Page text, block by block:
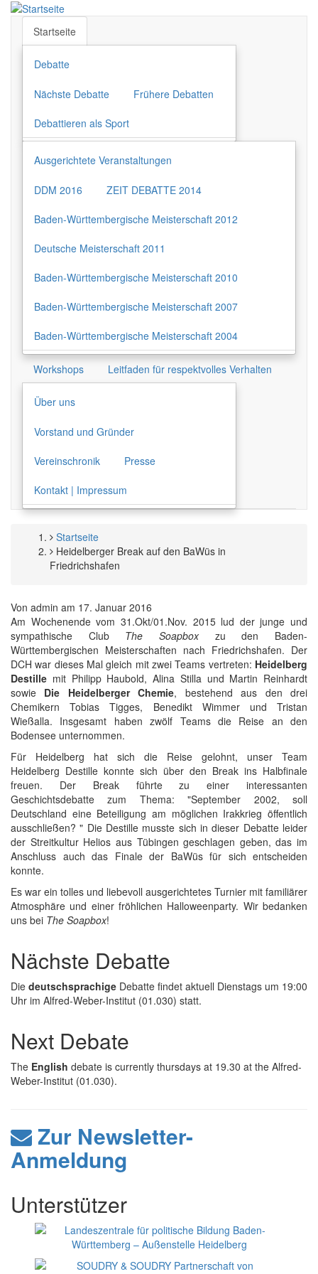
Direkt
Startseite
Debatte
Nächste Debatte Frühere Debatten
Debattieren als Sport
Ausgerichtete Veranstaltungen
DDM 2016 ZEIT DEBATTE 2014
Baden-Württembergische Meisterschaft 2012
Deutsche Meisterschaft 2011
Baden-Württembergische Meisterschaft 2010
Baden-Württembergische Meisterschaft 2007
Baden-Württembergische Meisterschaft 2004
Workshops Leitfaden für respektvolles Verhalten
Über uns
Vorstand und Gründer
Vereinschronik Presse
Kontakt | Impressum
Pfadnavigation
Startseite
Heidelberger Break auf den BaWüs in
Friedrichshafen
Von admin am 17. Januar 2016
Am Wochenende vom 31.Okt/01.Nov. 2015 lud der junge und
sympathische Club The Soapboxzu den Baden-
Württembergischen Meisterschaften nach Friedrichshafen. Der
DCH war dieses Mal gleich mit zwei Teams vertreten: Heidelberg
Destille mit Philipp Haubold, Alina Stilla und Martin Reinhardt
sowie Die Heidelberger Chemie, bestehend aus den drei
Chemikern Tobias Tigges, Benedikt Wimmer und Tristan
Wießalla. Insgesamt haben zwölf Teams die Reise an den
Bodensee unternommen.
Für Heidelberg hat sich die Reise gelohnt, unser Team
Heidelberg Destille konnte sich über den Break ins Halbfinale
freuen. Der Break führte zu einer interessanten
Geschichtsdebatte zum Thema: "September 2002, soll
Deutschland eine Beteiligung am möglichen Irakkrieg öffentlich
ausschließen? " Die Destille musste sich in dieser Debatte leider
der Streitkultur Helios aus Tübingen geschlagen geben, das im
Anschluss auch das Finale der BaWüs für sich entscheiden
konnte.
Es war ein tolles und liebevoll ausgerichtetes Turnier mit familiärer
Atmosphäre und einer fröhlichen Halloweenparty. Wir bedanken
uns bei The Soapbox!
Nächste Debatte
Die deutschsprachige Debatte findet aktuell Dienstags um 19:00
Uhr im Alfred-Weber-Institut (01.030) statt.
Next Debate
The English debate is currently thursdays at 19.30 at the Alfred-
Weber-Institut (01.030).
Zur Newsletter-
Anmeldung
Unterstützer